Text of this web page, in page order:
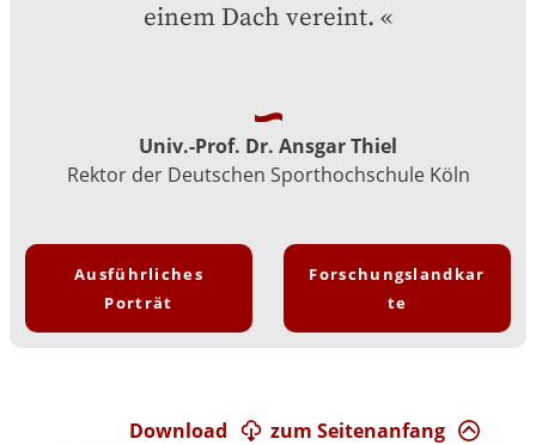
einem Dach vereint.
Univ.-Prof. Dr. Ansgar Thiel
Rektor der Deutschen Sporthochschule Köln
Ausführliches
Porträt
Forschungslandkar
te
zum Seitenanfang
Download